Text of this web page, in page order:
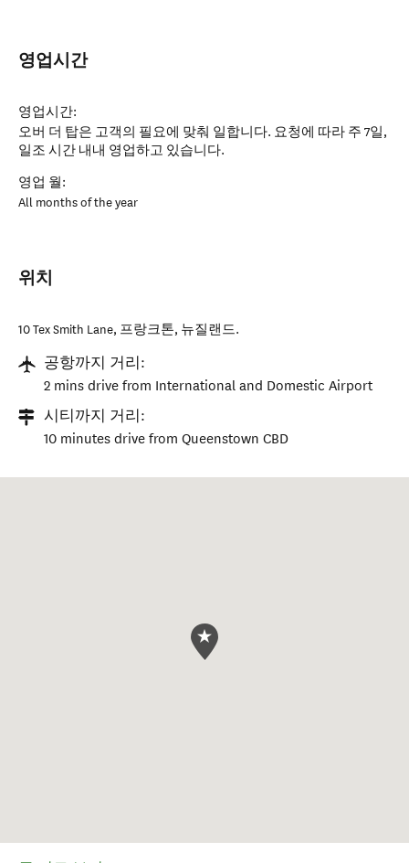
영업시간
영업시간:
오버 더 탑은 고객의 필요에 맞춰 일합니다. 요청에 따라 주 7일,
일조 시간 내내 영업하고 있습니다.
영업 월:
All months of the year
위치
10 Tex Smith Lane, 프랑크톤, 뉴질랜드.
공항까지 거리:
2 mins drive from International and Domestic Airport
시티까지 거리:
10 minutes drive from Queenstown CBD